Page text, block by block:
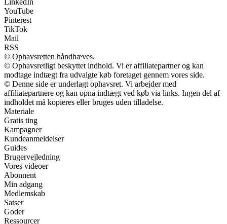
YouTube
Pinterest
TikTok
Mail
RSS
© Ophavsretten håndhæves.
© Ophavsretligt beskyttet indhold. Vi er affiliatepartner og kan
modtage indtægt fra udvalgte køb foretaget gennem vores side.
© Denne side er underlagt ophavsret. Vi arbejder med
affiliatepartnere og kan opnå indtægt ved køb via links. Ingen del af
indholdet må kopieres eller bruges uden tilladelse.
Materiale
Gratis ting
Kampagner
Kundeanmeldelser
Guides
Brugervejledning
Vores videoer
Abonnent
Min adgang
Medlemskab
Satser
Goder
Ressourcer